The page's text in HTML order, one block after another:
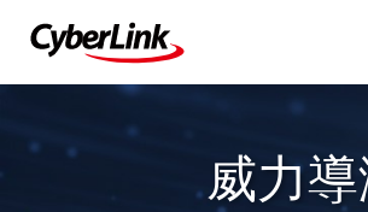
威力